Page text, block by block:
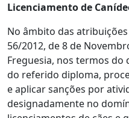
Licenciamento de
No âmbito das
56/2012, de 8 de
Freguesia, nos termos do
do referido diploma,
e aplicar sanções por
designadamente no